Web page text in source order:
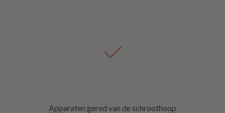
Apparaten gered van de schroothoop